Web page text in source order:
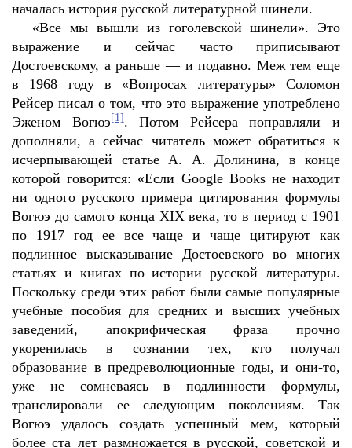
началась история русской литературной шинели.
«Все мы вышли из гоголевской шинели». Это
выражение и сейчас часто приписывают
Достоевскому, а раньше — и подавно. Меж тем еще
в 1968 году в «Вопросах литературы» Соломон
Рейсер писал о том, что это выражение употреблено
Эженом Вогюэ [1]. Потом Рейсера поправляли и
дополняли, а сейчас читатель может обратиться к
исчерпывающей статье А. А. Долинина, в конце
которой говорится: «Если Google Books не находит
ни одного русского примера цитирования формулы
Вогюэ до самого конца XIX века, то в период с 1901
по 1917 год ее все чаще и чаще цитируют как
подлинное высказывание Достоевского во многих
статьях и книгах по истории русской литературы.
Поскольку среди этих работ были самые популярные
учебные пособия для средних и высших учебных
заведений, апокрифическая фраза прочно
укоренилась в сознании тех, кто получал
образование в предреволюционные годы, и они-то,
уже не сомневаясь в подлинности формулы,
транслировали ее следующим поколениям. Так
Вогюэ удалось создать успешный мем, который
более ста лет размножается в русской, советской и